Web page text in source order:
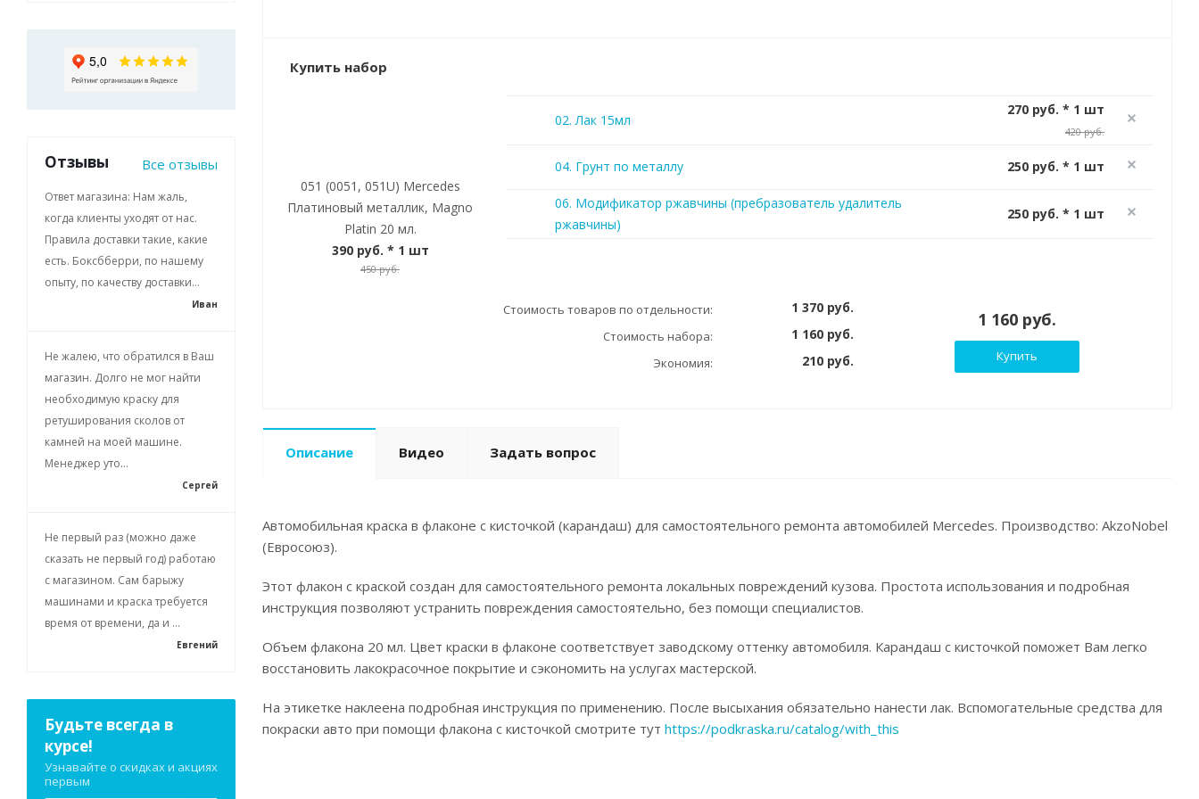
Купить набор
051 (0051, 051U) Mercedes
Платиновый металлик, Magno
Platin 20 мл.
390 руб. * 1 шт
450 руб.
02. Лак 15мл
270 руб. * 1 шт
420 руб.
04. Грунт по металлу 250 руб. * 1 шт
06. Модификатор ржавчины (пребразователь удалитель
ржавчины)
250 руб. * 1 шт
Стоимость товаров по отдельности: 1 370 руб.
Стоимость набора: 1 160 руб.
Экономия: 210 руб.
1 160 руб.
Купить
Описание Видео Задать вопрос
Автомобильная краска в флаконе с кисточкой (карандаш) для самостоятельного ремонта автомобилей Mercedes. Производство: AkzoNobel
(Евросоюз).
Этот флакон с краской создан для самостоятельного ремонта локальных повреждений кузова. Простота использования и подробная
инструкция позволяют устранить повреждения самостоятельно, без помощи специалистов.
Объем флакона 20 мл. Цвет краски в флаконе соответствует заводскому оттенку автомобиля. Карандаш с кисточкой поможет Вам легко
восстановить лакокрасочное покрытие и сэкономить на услугах мастерской.
На этикетке наклеена подробная инструкция по применению. После высыхания обязательно нанести лак. Вспомогательные средства для
покраски авто при помощи флакона с кисточкой смотрите тут https://podkraska.ru/catalog/with_this
Отзывы Все отзывы
Ответ магазина: Нам жаль,
когда клиенты уходят от нас.
Правила доставки такие, какие
есть. Боксбберри, по нашему
опыту, по качеству доставки...
Иван
Не жалею, что обратился в Ваш
магазин. Долго не мог найти
необходимую краску для
ретуширования сколов от
камней на моей машине.
Менеджер уто...
Сергей
Не первый раз (можно даже
сказать не первый год) работаю
с магазином. Сам барыжу
машинами и краска требуется
время от времени, да и ...
Евгений
Будьте всегда в
курсе!
Узнавайте о скидках и акциях
первым